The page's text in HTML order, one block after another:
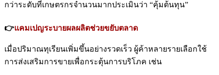
กว่าระดับที่เกษตรกรจำนวนมากประเมินว่า “คุ้มต้นทุน”
👉แคมเปญระบายผลผลิตช่วยขยับตลาด
เมื่อปริมาณทุเรียนเพิ่มขึ้นอย่างรวดเร็ว ผู้ค้าหลายรายเลือกใช้
การส่งเสริมการขายเพื่อกระตุ้นการบริโภค เช่น